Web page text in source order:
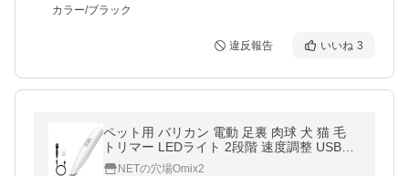
カラー/ブラック
違反報告 いいね 3
ペット用 バリカン 電動 足裏 肉球 犬 猫 毛
トリマー LEDライト 2段階 速度調整 USB充
電式NETの穴場Omix2